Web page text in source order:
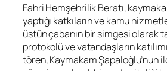
Fahri Hemşehrilik Beratı,
yaptığı katkıların ve kamu
üstün çabanın bir simgesi olarak
protokolü ve vatandaşların
tören, Kaymakam Şapaloğlu’nun